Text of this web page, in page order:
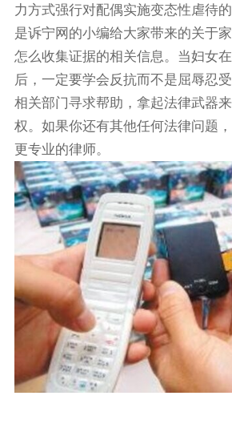
力方式强行对配偶实施变态性虐
是诉宁网的小编给大家带来的关于
怎么收集证据的相关信息。当妇女
后，一定要学会反抗而不是屈辱忍
相关部门寻求帮助，拿起法律武器
权。如果你还有其他任何法律问题
更专业的律师。